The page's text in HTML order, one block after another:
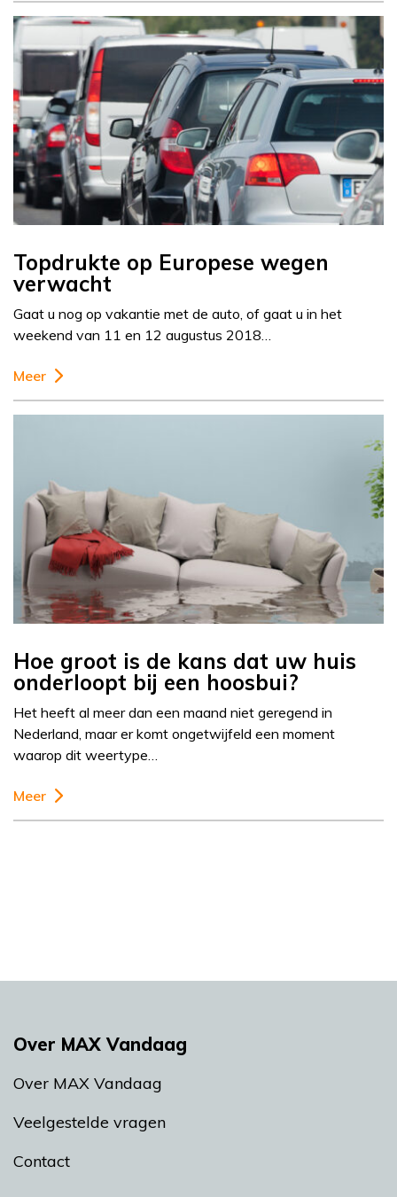
Topdrukte op Europese wegen
verwacht
Gaat u nog op vakantie met de auto, of gaat u in het
weekend van 11 en 12 augustus 2018…
Meer
Hoe groot is de kans dat uw huis
onderloopt bij een hoosbui?
Het heeft al meer dan een maand niet geregend in
Nederland, maar er komt ongetwijfeld een moment
waarop dit weertype…
Meer
Over MAX Vandaag
Over MAX Vandaag
Veelgestelde vragen
Contact